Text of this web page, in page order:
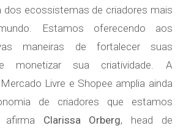
dos ecossistemas de criadores mais
Estamos oferecendo aos
maneiras de fortalecer suas
monetizar sua criatividade. A
Livre e Shopee amplia ainda
de criadores que estamos
afirma Clarissa Orberg, head de